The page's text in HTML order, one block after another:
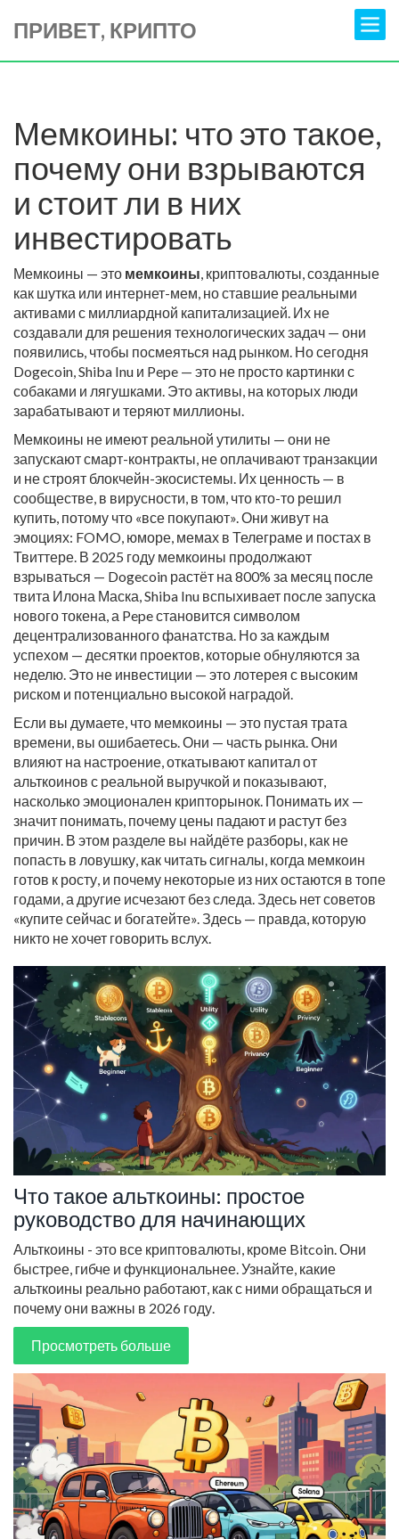
ПРИВЕТ, КРИПТО
Мемкоины: что это такое,
почему они взрываются
и стоит ли в них
инвестировать
Мемкоины — это мемкоины, криптовалюты, созданные
как шутка или интернет-мем, но ставшие реальными
активами с миллиардной капитализацией. Их не
создавали для решения технологических задач — они
появились, чтобы посмеяться над рынком. Но сегодня
Dogecoin,Shiba Inu и Pepe — это не просто картинки с
собаками и лягушками. Это активы, на которых люди
зарабатывают и теряют миллионы.
Мемкоины не имеют реальной утилиты — они не
запускают смарт-контракты, не оплачивают транзакции
и не строят блокчейн-экосистемы. Их ценность — в
сообществе, в вирусности, в том, что кто-то решил
купить, потому что «все покупают». Они живут на
эмоциях: FOMO, юморе, мемах в Телеграме и постах в
Твиттере. В 2025 году мемкоины продолжают
взрываться — Dogecoin растёт на 800% за месяц после
твита Илона Маска, Shiba Inu вспыхивает после запуска
нового токена, а Pepe становится символом
децентрализованного фанатства. Но за каждым
успехом — десятки проектов, которые обнуляются за
неделю. Это не инвестиции — это лотерея с высоким
риском и потенциально высокой наградой.
Если вы думаете, что мемкоины — это пустая трата
времени, вы ошибаетесь. Они — часть рынка. Они
влияют на настроение, откатывают капитал от
альткоинов с реальной выручкой и показывают,
насколько эмоционален крипторынок. Понимать их —
значит понимать, почему цены падают и растут без
причин. В этом разделе вы найдёте разборы, как не
попасть в ловушку, как читать сигналы, когда мемкоин
готов к росту, и почему некоторые из них остаются в топе
годами, а другие исчезают без следа. Здесь нет советов
«купите сейчас и богатейте». Здесь — правда, которую
никто не хочет говорить вслух.
Что такое альткоины: простое
руководство для начинающих
Альткоины - это все криптовалюты, кроме Bitcoin. Они
быстрее, гибче и функциональнее. Узнайте, какие
альткоины реально работают, как с ними обращаться и
почему они важны в 2026 году.
Просмотреть больше